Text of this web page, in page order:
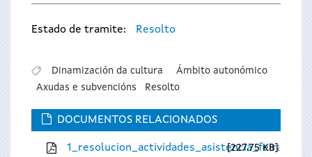
Estado de tramite: Resolto
Dinamización da cultura
Ámbito autonómico
Axudas e subvencións
Resolto
DOCUMENTOS RELACIONADOS
227.75 KB